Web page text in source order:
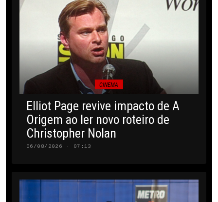
CINEMA
Elliot Page revive impacto de A
Origem ao ler novo roteiro de
Christopher Nolan
06/08/2026 · 07:13